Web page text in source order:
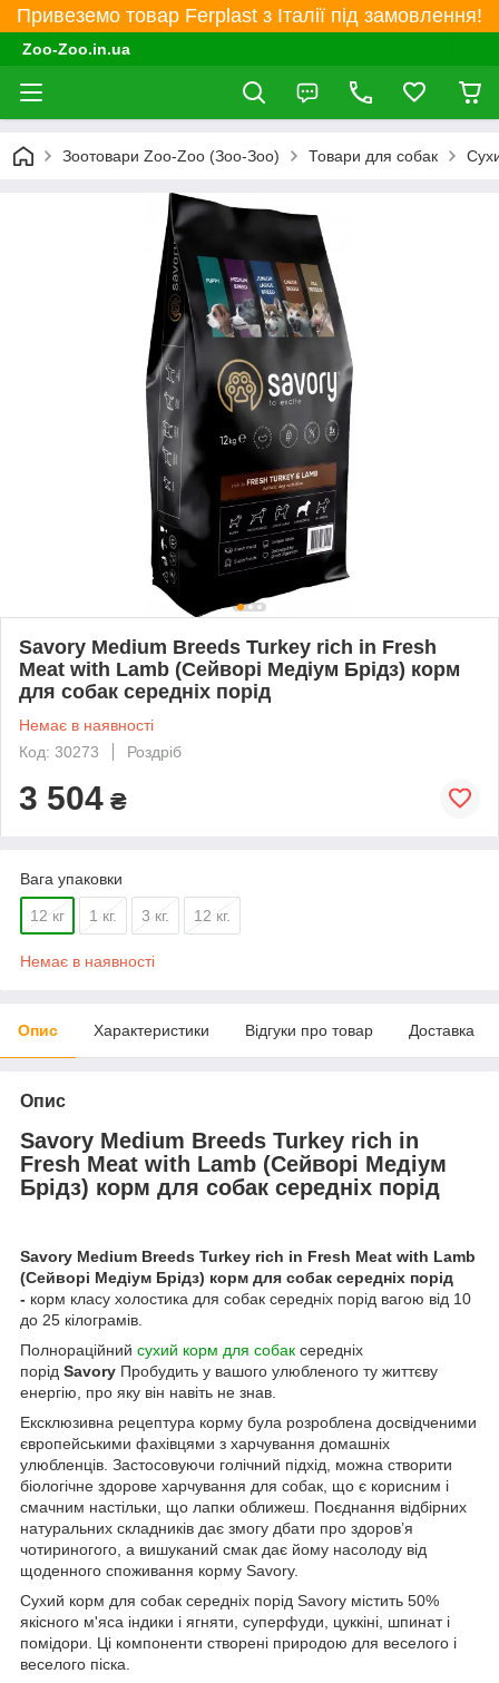
Привеземо товар Ferplast з Італії під замовлення!
Zoo-Zoo.in.ua
Зоотовари Zoo-Zoo (Зоо-Зоо) Товари для собак
Savory Medium Breeds Turkey rich in Fresh
Meat with Lamb (Сейворі Медіум Брідз) корм
для собак середніх порід
Немає в наявності
Код: 30273
Роздріб
3 504 ₴
Вага упаковки
12 кг 1 кг. 3 кг. 12 кг.
Немає в наявності
Опис Характеристики Відгуки про товар Доставка
Опис
Savory Medium Breeds Turkey rich in
Fresh Meat with Lamb (Сейворі Медіум
Брідз) корм для собак середніх порід
Savory Medium Breeds Turkey rich in Fresh Meat with Lamb
(Сейворі Медіум Брідз) корм для собак середніх порід
- корм класу холостика для собак середніх порід вагою від 10
до 25 кілограмів.
Полнораційний сухий корм для собак середніх
порід Savory Пробудить у вашого улюбленого ту життєву
енергію, про яку він навіть не знав.
Ексклюзивна рецептура корму була розроблена досвідченими
європейськими фахівцями з харчування домашніх
улюбленців. Застосовуючи голічний підхід, можна створити
біологічне здорове харчування для собак, що є корисним і
смачним настільки, що лапки оближеш. Поєднання відбірних
натуральних складників дає змогу дбати про здоров’я
чотириногого, а вишуканий смак дає йому насолоду від
щоденного споживання корму Savory.
Сухий корм для собак середніх порід Savory містить 50%
якісного м'яса індики і ягняти, суперфуди, цуккіні, шпинат і
помідори. Ці компоненти створені природою для веселого і
веселого піска.